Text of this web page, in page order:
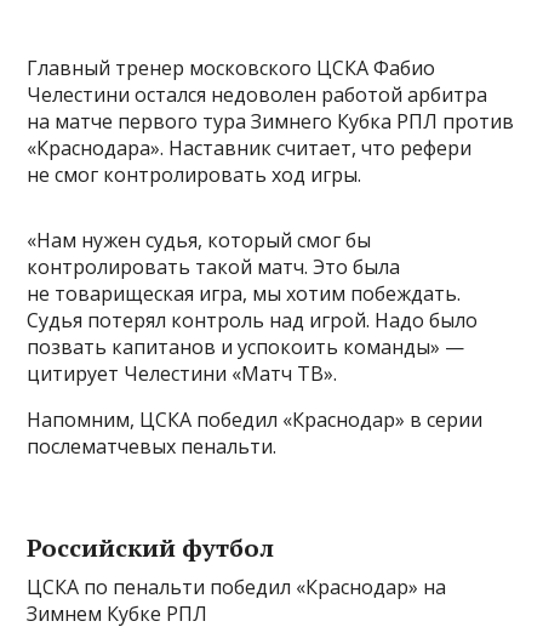
Главный тренер московского ЦСКА Фабио
Челестини остался недоволен работой арбитра
на матче первого тура Зимнего Кубка РПЛ против
«Краснодара». Наставник считает, что рефери
не смог контролировать ход игры.
«Нам нужен судья, который смог бы
контролировать такой матч. Это была
не товарищеская игра, мы хотим побеждать.
Судья потерял контроль над игрой. Надо было
позвать капитанов и успокоить команды» —
цитирует Челестини «Матч ТВ».
Напомним, ЦСКА победил «Краснодар» в серии
послематчевых пенальти.
Российский футбол
ЦСКА по пенальти победил «Краснодар» на
Зимнем Кубке РПЛ